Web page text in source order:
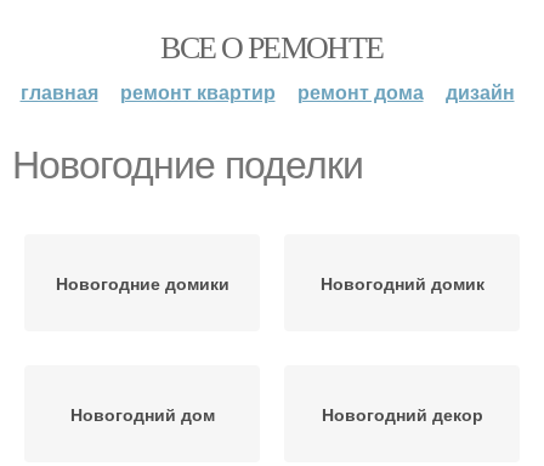
ВСЕ О РЕМОНТЕ
главная ремонт квартир ремонт дома дизайн
Новогодние поделки
Новогодние домики Новогодний домик
Новогодний дом Новогодний декор